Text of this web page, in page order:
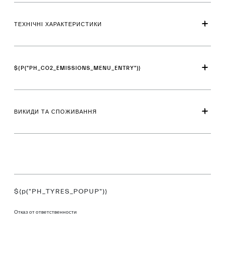
ТЕХНІЧНІ ХАРАКТЕРИСТИКИ
${P("PH_CO2_EMISSIONS_MENU_ENTRY")}
ВИКИДИ ТА СПОЖИВАННЯ
${p("PH_TYRES_POPUP")}
Отказ от ответственности